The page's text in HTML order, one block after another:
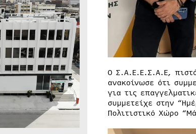
Ο Σ.Α.Ε.Ε.Σ.Α.Ε,
ανακοίνωσε ότι
για τις
συμμετείχε στην
Πολιτιστικό Χώρο